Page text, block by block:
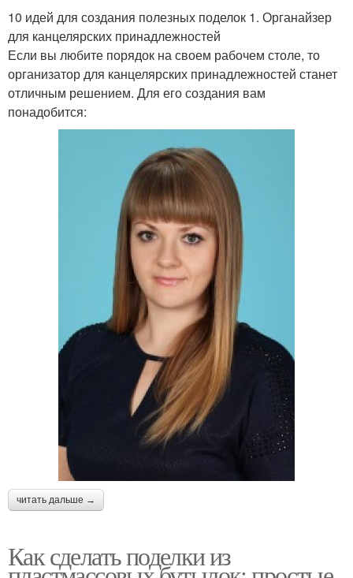
10 идей для создания полезных поделок 1. Органайзер
для канцелярских принадлежностей
Если вы любите порядок на своем рабочем столе, то
организатор для канцелярских принадлежностей станет
отличным решением. Для его создания вам
понадобится:
читать дальше →
Как сделать поделки из